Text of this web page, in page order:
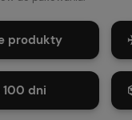
produkty
dni